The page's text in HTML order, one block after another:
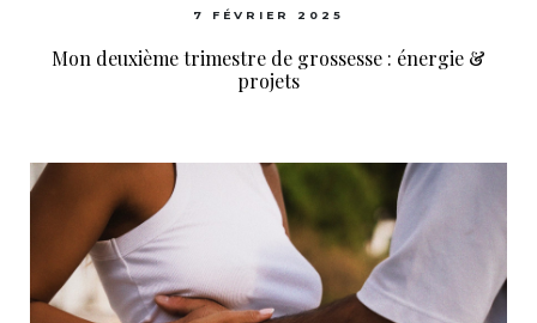
7 FÉVRIER 2025
Mon deuxième trimestre de grossesse : énergie &
projets